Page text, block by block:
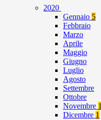
2020
Gennaio 5
Febbraio
Marzo
Aprile
Maggio
Giugno
Luglio
Agosto
Settembre
Ottobre
Novembre 1
Dicembre 1